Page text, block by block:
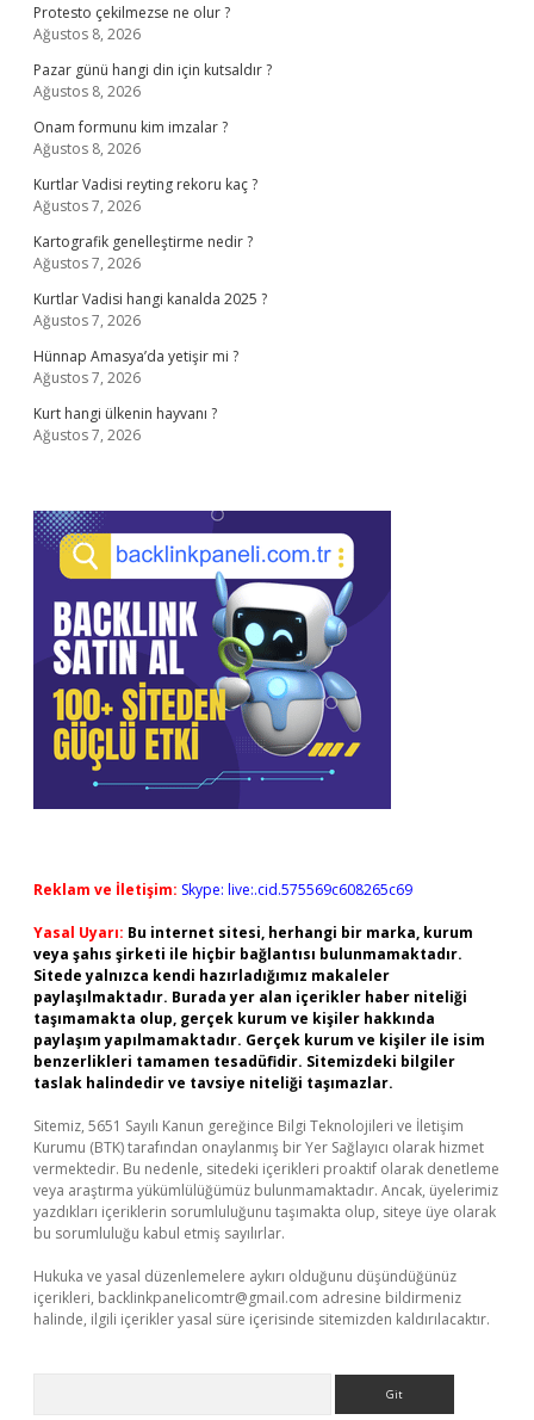
Protesto çekilmezse ne olur ?
Ağustos 8, 2026
Pazar günü hangi din için kutsaldır ?
Ağustos 8, 2026
Onam formunu kim imzalar ?
Ağustos 8, 2026
Kurtlar Vadisi reyting rekoru kaç ?
Ağustos 7, 2026
Kartografik genelleştirme nedir ?
Ağustos 7, 2026
Kurtlar Vadisi hangi kanalda 2025 ?
Ağustos 7, 2026
Hünnap Amasya’da yetişir mi ?
Ağustos 7, 2026
Kurt hangi ülkenin hayvanı ?
Ağustos 7, 2026
Reklam ve İletişim: Skype: live:.cid.575569c608265c69
Yasal Uyarı: Bu internet sitesi, herhangi bir marka, kurum
veya şahıs şirketi ile hiçbir bağlantısı bulunmamaktadır.
Sitede yalnızca kendi hazırladığımız makaleler
paylaşılmaktadır. Burada yer alan içerikler haber niteliği
taşımamakta olup, gerçek kurum ve kişiler hakkında
paylaşım yapılmamaktadır. Gerçek kurum ve kişiler ile isim
benzerlikleri tamamen tesadüfidir. Sitemizdeki bilgiler
taslak halindedir ve tavsiye niteliği taşımazlar.
Sitemiz, 5651 Sayılı Kanun gereğince Bilgi Teknolojileri ve İletişim
Kurumu (BTK) tarafından onaylanmış bir Yer Sağlayıcı olarak hizmet
vermektedir. Bu nedenle, sitedeki içerikleri proaktif olarak denetleme
veya araştırma yükümlülüğümüz bulunmamaktadır. Ancak, üyelerimiz
yazdıkları içeriklerin sorumluluğunu taşımakta olup, siteye üye olarak
bu sorumluluğu kabul etmiş sayılırlar.
Hukuka ve yasal düzenlemelere aykırı olduğunu düşündüğünüz
içerikleri, backlinkpanelicomtr@gmail.com adresine bildirmeniz
halinde, ilgili içerikler yasal süre içerisinde sitemizden kaldırılacaktır.